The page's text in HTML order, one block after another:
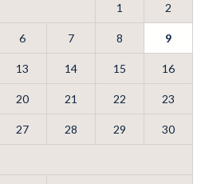
1 2
6 7 8 9
13 14 15 16
20 21 22 23
27 28 29 30